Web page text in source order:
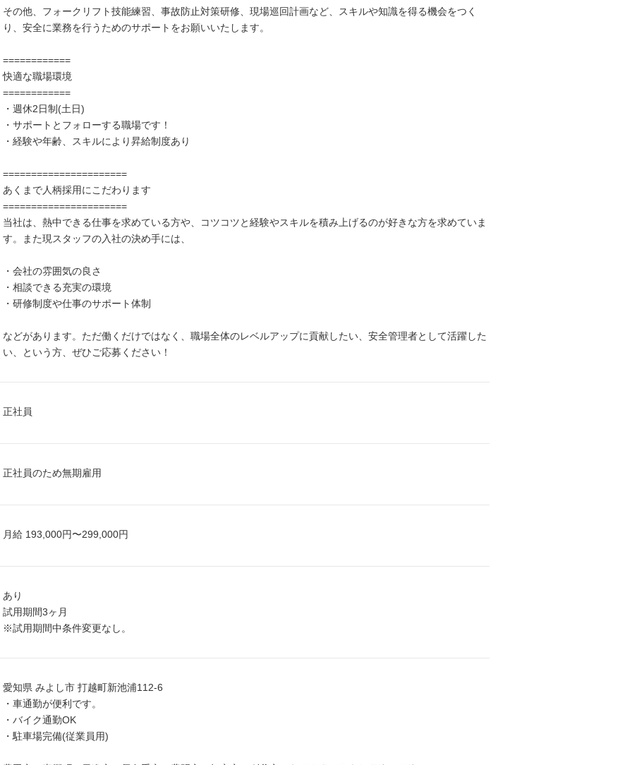
その他、フォークリフト技能練習、事故防止対策研修、現場巡回計画など、スキルや知識を得る機会をつく
り、安全に業務を行うためのサポートをお願いいたします。
============
快適な職場環境
============
・週休2日制(土日)
・サポートとフォローする職場です！
・経験や年齢、スキルにより昇給制度あり
======================
あくまで人柄採用にこだわります
======================
当社は、熱中できる仕事を求めている方や、コツコツと経験やスキルを積み上げるのが好きな方を求めていま
す。また現スタッフの入社の決め手には、
・会社の雰囲気の良さ
・相談できる充実の環境
・研修制度や仕事のサポート体制
などがあります。ただ働くだけではなく、職場全体のレベルアップに貢献したい、安全管理者として活躍した
い、という方、ぜひご応募ください！
正社員
正社員のため無期雇用
月給 193,000円〜299,000円
あり
試用期間3ヶ月
※試用期間中条件変更なし。
愛知県 みよし市 打越町新池浦112-6
・車通勤が便利です。
・バイク通勤OK
・駐車場完備(従業員用)